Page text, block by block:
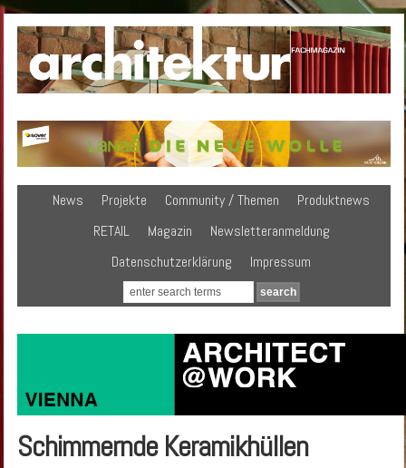
News Projekte Community / Themen
Produktnews
RETAIL
Magazin
Newsletteranmeldung
Datenschutzerklärung
Impressum
Schimmernde Keramikhüllen